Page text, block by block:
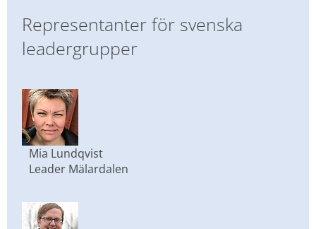
Representanter för svenska
leadergrupper
Mia Lundqvist
Leader Mälardalen